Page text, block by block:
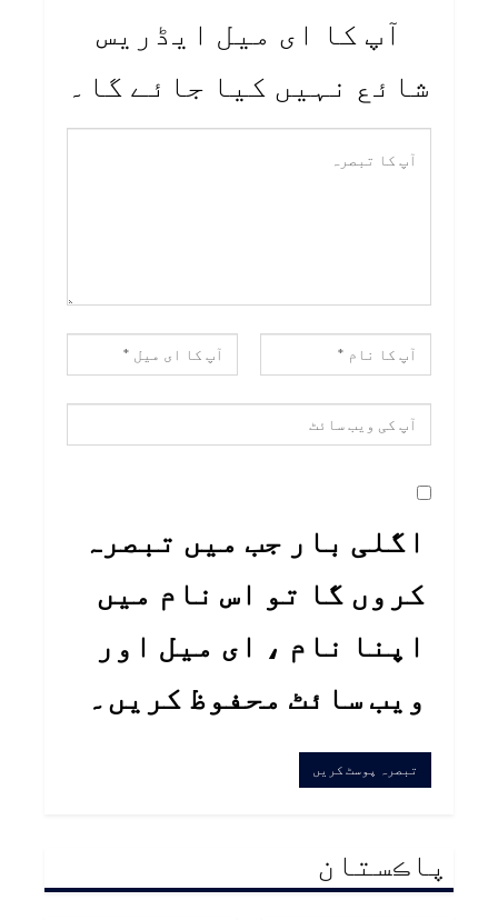
آپ کا ای میل ایڈریس
شائع نہیں کیا جائے گا۔
اگلی بار جب میں تبصرہ
کروں گا تو اس نام میں
اپنا نام ، ای میل اور
ویب سائٹ محفوظ کریں۔
پاڪستان